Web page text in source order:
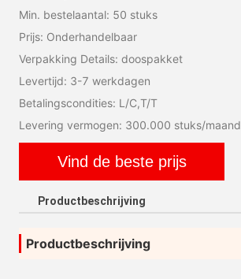
Min. bestelaantal: 50 stuks
Prijs: Onderhandelbaar
Verpakking Details: doospakket
Levertijd: 3-7 werkdagen
Betalingscondities: L/C,T/T
Levering vermogen: 300.000 stuks/maand
Vind de beste prijs
Productbeschrijving
Productbeschrijving